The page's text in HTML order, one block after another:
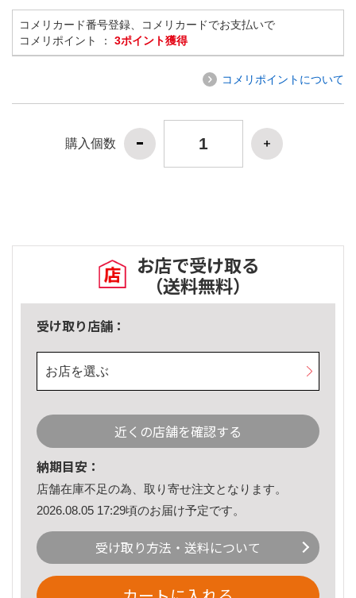
コメリカード番号登録、コメリカードでお支払いで
コメリポイント ： 3ポイント獲得
コメリポイントについて
購入個数
お店で受け取る
（送料無料）
受け取り店舗：
お店を選ぶ
近くの店舗を確認する
納期目安：
店舗在庫不足の為、取り寄せ注文となります。
2026.08.05 17:29頃のお届け予定です。
受け取り方法・送料について